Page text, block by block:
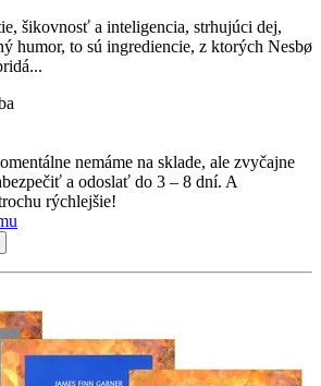
šikovnosť a inteligencia, strhujúci dej,
humor, to sú ingrediencie, z ktorých Nesbø
nemáme na sklade, ale zvyčajne
a odoslať do 3 – 8 dní. A
rýchlejšie!